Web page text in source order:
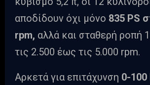
αποδίδουν όχι μόνο 835 PS
rpm, αλλά και σταθερή ροπή
τις 2.500 έως τις 5.000 rpm.
Αρκετά για επιτάχυνση 0-